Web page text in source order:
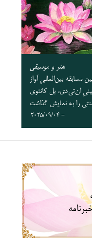
هنر و موسیقی
مسابقه بین‌المللیِ آواز
ان‌تی‌دی، بل کانتوی
را به نمایش گذاشت
- 2025/09/04